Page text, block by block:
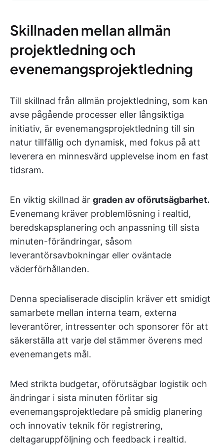
Skillnaden mellan allmän
projektledning och
evenemangsprojektledning
Till skillnad från allmän projektledning, som kan
avse pågående processer eller långsiktiga
initiativ, är evenemangsprojektledning till sin
natur tillfällig och dynamisk, med fokus på att
leverera en minnesvärd upplevelse inom en fast
tidsram.
En viktig skillnad är graden av oförutsägbarhet.
Evenemang kräver problemlösning i realtid,
beredskapsplanering och anpassning till sista
minuten-förändringar, såsom
leverantörsavbokningar eller oväntade
väderförhållanden.
Denna specialiserade disciplin kräver ett smidigt
samarbete mellan interna team, externa
leverantörer, intressenter och sponsorer för att
säkerställa att varje del stämmer överens med
evenemangets mål.
Med strikta budgetar, oförutsägbar logistik och
ändringar i sista minuten förlitar sig
evenemangsprojektledare på smidig planering
och innovativ teknik för registrering,
deltagaruppföljning och feedback i realtid.